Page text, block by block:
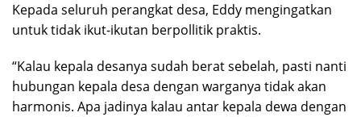
Kepada seluruh perangkat desa, Eddy mengingatkan
untuk tidak ikut-ikutan berpollitik praktis.
“Kalau kepala desanya sudah berat sebelah, pasti nanti
hubungan kepala desa dengan warganya tidak akan
harmonis. Apa jadinya kalau antar kepala dewa dengan